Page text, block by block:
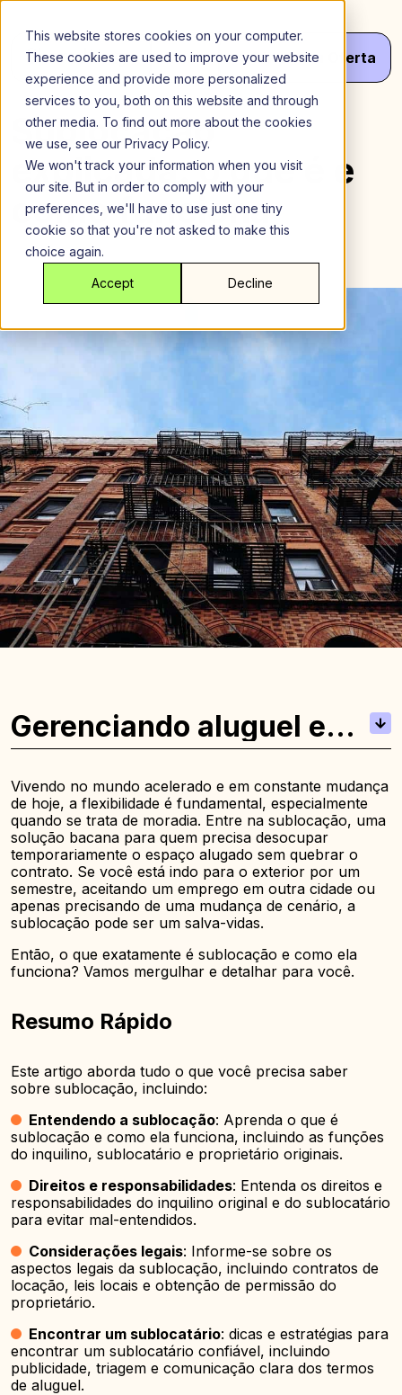
This website stores cookies on your computer.
These cookies are used to improve your website
experience and provide more personalized
services to you, both on this website and through
other media. To find out more about the cookies
we use, see our Privacy Policy.
We won't track your information when you visit
our site. But in order to comply with your
preferences, we'll have to use just one tiny
cookie so that you're not asked to make this
choice again.
Accept Decline
Ir
conteúdo
Menu ObterSeu Oferta
Sublocação
explicada: o que é e
como funciona
Gerenciando aluguel e
depósito de segurança
Vivendo no mundo acelerado e em constante mudança
de hoje, a flexibilidade é fundamental, especialmente
quando se trata de moradia. Entre na sublocação, uma
solução bacana para quem precisa desocupar
temporariamente o espaço alugado sem quebrar o
contrato. Se você está indo para o exterior por um
semestre, aceitando um emprego em outra cidade ou
apenas precisando de uma mudança de cenário, a
sublocação pode ser um salva-vidas.
Então, o que exatamente é sublocação e como ela
funciona? Vamos mergulhar e detalhar para você.
Resumo Rápido
Este artigo aborda tudo o que você precisa saber
sobre sublocação, incluindo:
Entendendo a sublocação: Aprenda o que é
sublocação e como ela funciona, incluindo as funções
do inquilino, sublocatário e proprietário originais.
Direitos e responsabilidades: Entenda os direitos e
responsabilidades do inquilino original e do sublocatário
para evitar mal-entendidos.
Considerações legais: Informe-se sobre os
aspectos legais da sublocação, incluindo contratos de
locação, leis locais e obtenção de permissão do
proprietário.
Encontrar um sublocatário: dicas e estratégias para
encontrar um sublocatário confiável, incluindo
publicidade, triagem e comunicação clara dos termos
de aluguel.